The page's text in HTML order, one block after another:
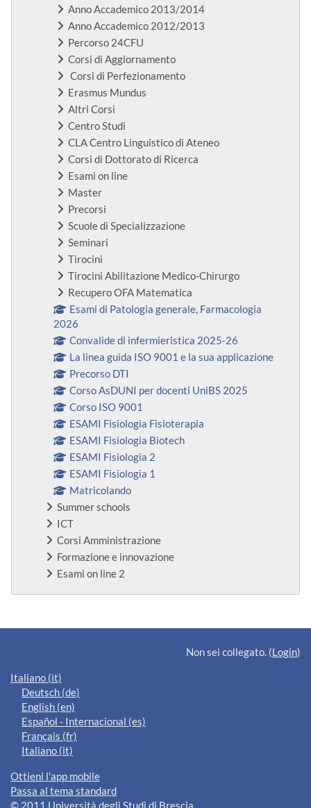
Anno Accademico 2013/2014
Anno Accademico 2012/2013
Percorso 24CFU
Corsi di Aggiornamento
Corsi di Perfezionamento
Erasmus Mundus
Altri Corsi
Centro Studi
CLA Centro Linguistico di Ateneo
Corsi di Dottorato di Ricerca
Esami on line
Master
Precorsi
Scuole di Specializzazione
Seminari
Tirocini
Tirocini Abilitazione Medico-Chirurgo
Recupero OFA Matematica
Esami di Patologia generale, Farmacologia
2026
Convalide di infermieristica 2025-26
La linea guida ISO 9001 e la sua applicazione
Precorso DTI
Corso AsDUNI per docenti UniBS 2025
Corso ISO 9001
ESAMI Fisiologia Fisioterapia
ESAMI Fisiologia Biotech
ESAMI Fisiologia 2
ESAMI Fisiologia 1
Matricolando
Summer schools
ICT
Corsi Amministrazione
Formazione e innovazione
Esami on line 2
Blocchi supplementari
Non sei collegato. (Login)
Italiano ‎(it)‎
Deutsch ‎(de)‎
English ‎(en)‎
Español - Internacional ‎(es)‎
Français ‎(fr)‎
Italiano ‎(it)‎
Ottieni l'app mobile
Passa al tema standard
© 2011 Università degli Studi di Brescia